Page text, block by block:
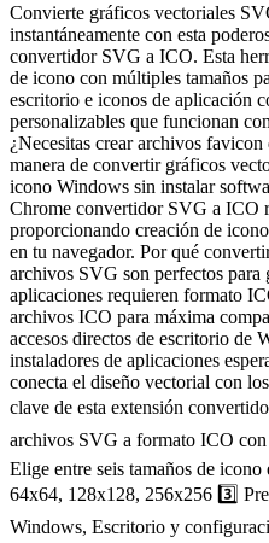
Convierte gráficos vectoriales
instantáneamente con esta
convertidor SVG a ICO. Esta
de icono con múltiples tamaños
escritorio e iconos de aplicación
personalizables que funcionan
¿Necesitas crear archivos
manera de convertir gráficos
icono Windows sin instalar
Chrome convertidor SVG a ICO
proporcionando creación de
en tu navegador. Por qué
archivos SVG son perfectos para
aplicaciones requieren formato
archivos ICO para máxima
accesos directos de escritorio de
instaladores de aplicaciones
conecta el diseño vectorial con
clave de esta extensión
archivos SVG a formato ICO
Elige entre seis tamaños de
64x64, 128x128, 256x256 3️⃣
Windows, Escritorio y